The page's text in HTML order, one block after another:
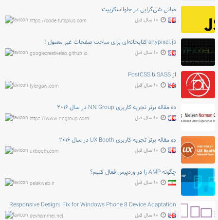
مبانی شی‌گرایی در جاوااسکریپت
https://code.tutsplus.com ۱۰ سال قبل
anypixel.js کتابخانه‌ای برای ساخت صفحات غیر معمول !
googlecreativelab.github.io ۱۰ سال قبل
از SASS تا PostCSS
tylergaw.com ۱۰ سال قبل
ده مقاله برتر تجربه کاربری NN Group در سال ۲۰۱۶
https://www.nngroup.com ۱۰ سال قبل
ده مقاله برتر تجربه کاربری UX Booth در سال ۲۰۱۶
uxbooth.com ۱۰ سال قبل
چگونه AMP را در وردپرس فعال کنیم؟
pelakweb.ir ۱۰ سال قبل
Responsive Design: Fix for Windows Phone 8 Device Adaptation
devhammer.net ۱۰ سال قبل